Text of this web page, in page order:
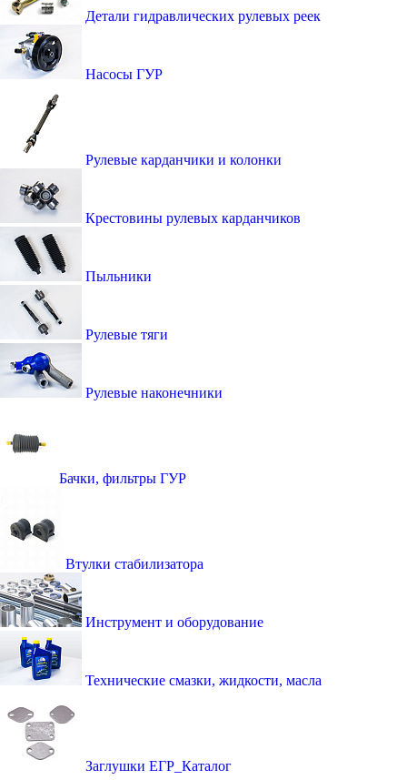
Детали гидравлических рулевых реек
Насосы ГУР
Рулевые карданчики и колонки
Крестовины рулевых карданчиков
Пыльники
Рулевые тяги
Рулевые наконечники
Бачки, фильтры ГУР
Втулки стабилизатора
Инструмент и оборудование
Технические смазки, жидкости, масла
Заглушки ЕГР_Каталог